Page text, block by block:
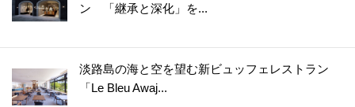
ン 「継承と深化」を...
淡路島の海と空を望む新ビュッフェレストラン
「Le Bleu Awaj...